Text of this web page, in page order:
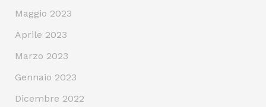
Maggio 2023
Aprile 2023
Marzo 2023
Gennaio 2023
Dicembre 2022